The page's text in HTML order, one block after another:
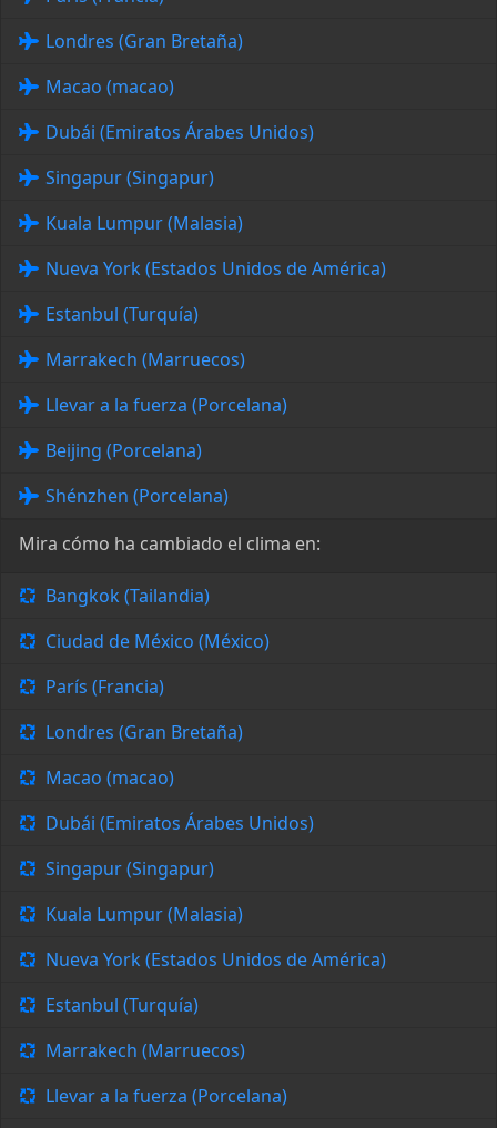
Londres (Gran Bretaña)
Macao (macao)
Dubái (Emiratos Árabes Unidos)
Singapur (Singapur)
Kuala Lumpur (Malasia)
Nueva York (Estados Unidos de América)
Estanbul (Turquía)
Marrakech (Marruecos)
Llevar a la fuerza (Porcelana)
Beijing (Porcelana)
Shénzhen (Porcelana)
Mira cómo ha cambiado el clima en:
Bangkok (Tailandia)
Ciudad de México (México)
París (Francia)
Londres (Gran Bretaña)
Macao (macao)
Dubái (Emiratos Árabes Unidos)
Singapur (Singapur)
Kuala Lumpur (Malasia)
Nueva York (Estados Unidos de América)
Estanbul (Turquía)
Marrakech (Marruecos)
Llevar a la fuerza (Porcelana)